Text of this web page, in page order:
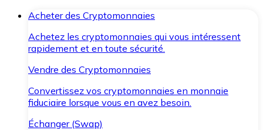
Acheter des Cryptomonnaies
Achetez les cryptomonnaies qui vous intéressent
rapidement et en toute sécurité.
Vendre des Cryptomonnaies
Convertissez vos cryptomonnaies en monnaie
fiduciaire lorsque vous en avez besoin.
Échanger (Swap)